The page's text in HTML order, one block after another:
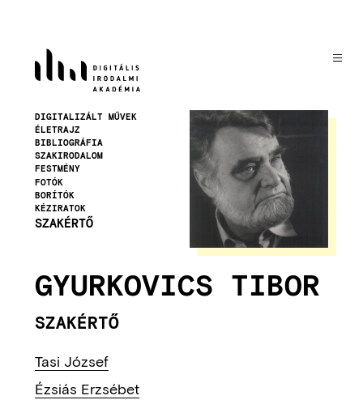
Kép
DIGITALIZÁLT MŰVEK
ÉLETRAJZ
BIBLIOGRÁFIA
SZAKIRODALOM
FESTMÉNY
FOTÓK
BORÍTÓK
KÉZIRATOK
SZAKÉRTŐ
GYURKOVICS TIBOR
SZAKÉRTŐ
Tasi József
Ézsiás Erzsébet